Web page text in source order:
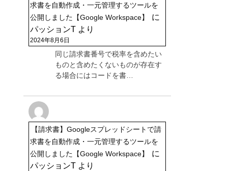
求書を自動作成・一元管理するツールを
公開しました【Google Workspace】
に
パッションT より
2024年8月6日
同じ請求書番号で税率を含めたい
ものと含めたくないものが存在す
る場合にはコードを書…
【請求書】Googleスプレッドシートで請
求書を自動作成・一元管理するツールを
公開しました【Google Workspace】
に
パッションT より